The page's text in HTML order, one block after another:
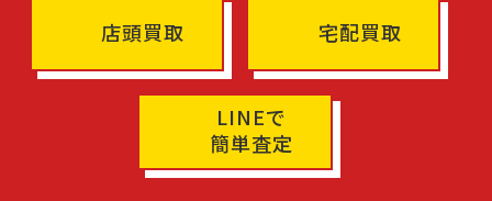
店頭買取 宅配買取
LINEで
簡単査定